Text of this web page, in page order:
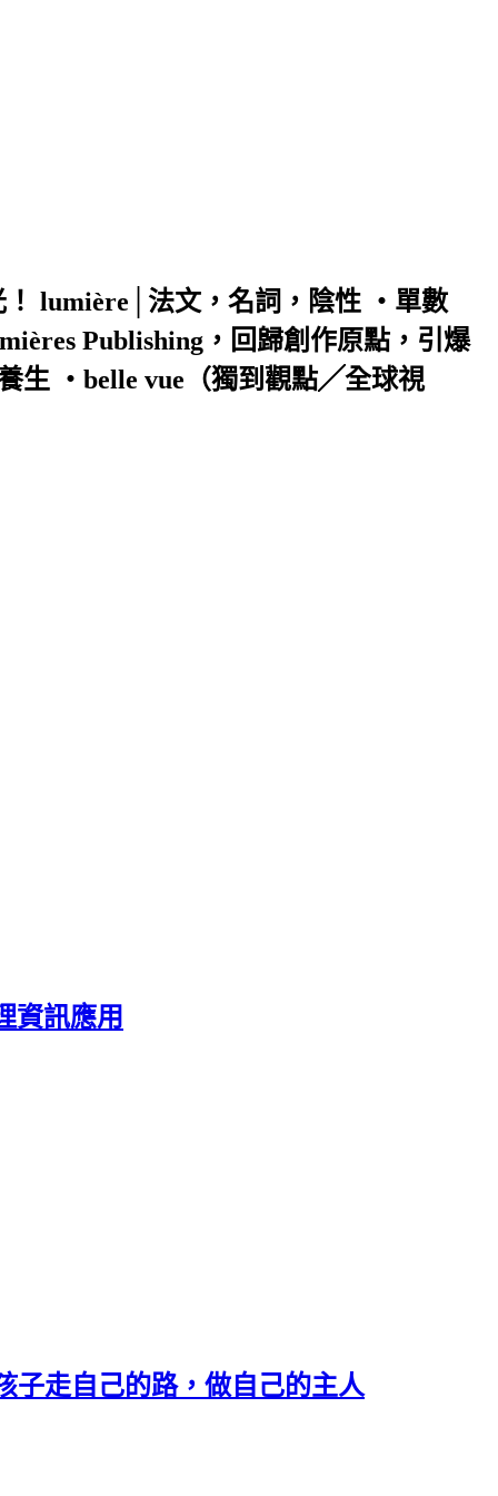
！ lumière│法文，名詞，陰性 ‧單數
Publishing，回歸創作原點，引爆
生 ‧belle vue（獨到觀點╱全球視
資訊應用
子走自己的路，做自己的主人